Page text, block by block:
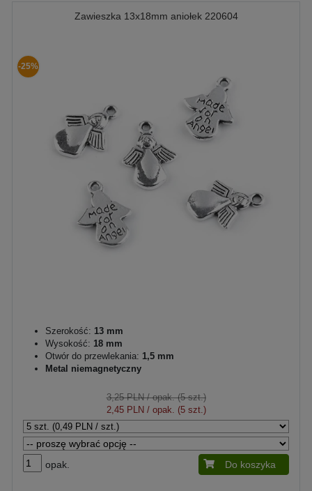
Zawieszka 13x18mm aniołek 220604
-25%
Szerokość: 13 mm
Wysokość: 18 mm
Otwór do przewlekania: 1,5 mm
Metal niemagnetyczny
3,25 PLN/ opak. (5 szt.)
2,45 PLN/ opak. (5 szt.)
opak. Do koszyka